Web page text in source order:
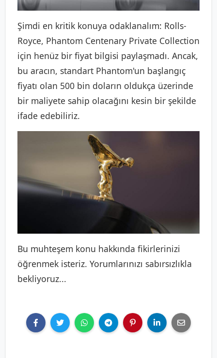
Şimdi en kritik konuya odaklanalım: Rolls-
Royce, Phantom Centenary Private Collection
için henüz bir fiyat bilgisi paylaşmadı. Ancak,
bu aracın, standart Phantom'un başlangıç
fiyatı olan 500 bin doların oldukça üzerinde
bir maliyete sahip olacağını kesin bir şekilde
ifade edebiliriz.
Bu muhteşem konu hakkında fikirlerinizi
öğrenmek isteriz. Yorumlarınızı sabırsızlıkla
bekliyoruz...